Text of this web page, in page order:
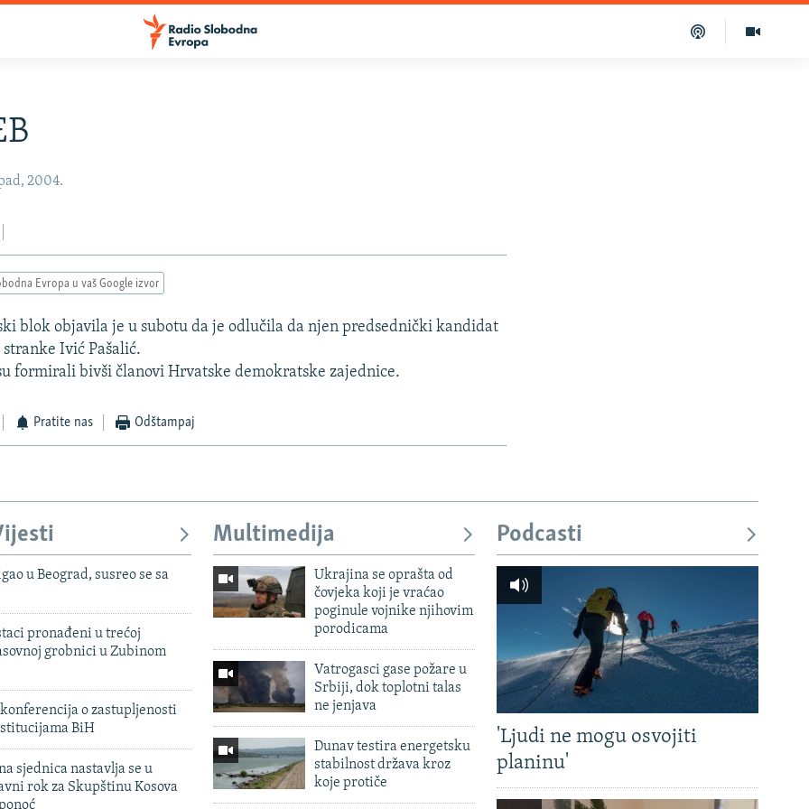
2004.
Evropa u vaš Google izvor
blok objavila je u subotu da je odlučila da njen predsednički kandidat
Ivić Pašalić.
formirali bivši članovi Hrvatske demokratske zajednice.
Pratite nas Odštampaj
u Beograd, susreo se sa
pronađeni u trećoj
grobnici u Zubinom
o zastupljenosti
BiH
sjednica nastavlja se u
rok za Skupštinu Kosova
Multimedija
Ukrajina se oprašta od
čovjeka koji je vraćao
poginule vojnike njihovim
porodicama
Vatrogasci gase požare u
Srbiji, dok toplotni talas
ne jenjava
Dunav testira energetsku
stabilnost država kroz
koje protiče
Podcasti
'Ljudi ne mogu osvojiti
planinu'